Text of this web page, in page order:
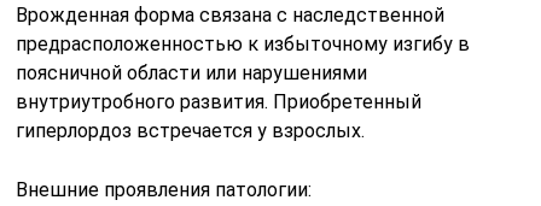
Врожденная форма связана с наследственной
предрасположенностью к избыточному изгибу в
поясничной области или нарушениями
внутриутробного развития. Приобретенный
гиперлордоз встречается у взрослых.
Внешние проявления патологии: